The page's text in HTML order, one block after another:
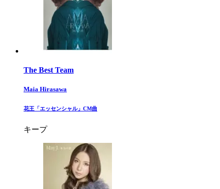
The Best Team
Maia Hirasawa
​花王「エッセンシャル」CM曲​
キープ